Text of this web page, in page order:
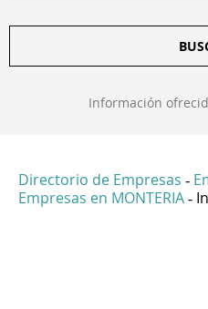
Información
Directorio de Empresas -
Empresas en MONTERIA -